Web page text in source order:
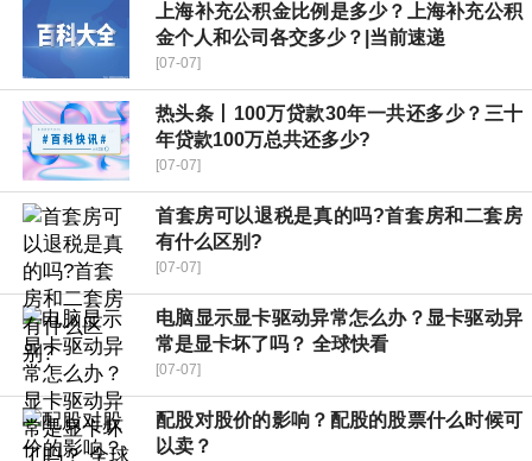
上海补充公积金比例是多少？上海补充公积
金个人和公司各交多少？|当前速递
[07-07]
热头条丨100万贷款30年一共还多少？三十
年贷款100万总共还多少?
[07-07]
首套房可以退税是真的吗?首套房和二套房
有什么区别?
[07-07]
电脑显示显卡驱动异常怎么办？显卡驱动异
常是显卡坏了吗？ 全球快看
[07-07]
配股对股价的影响？配股的股票什么时候可
以卖？